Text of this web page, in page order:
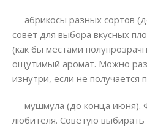
— абрикосы разных сортов
совет для выбора вкусных
(как бы местами
ощутимый аромат. Можно
изнутри, если не получается
— мушмула (до конца июня).
любителя. Советую выбирать